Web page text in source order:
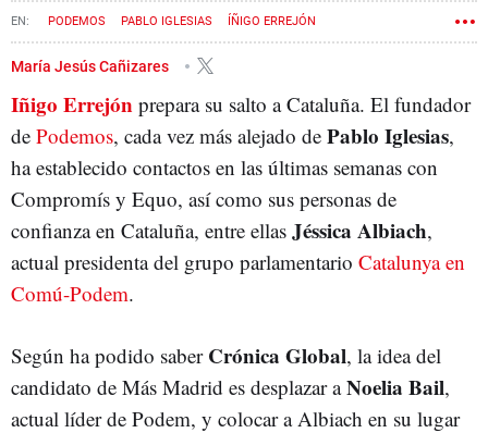
PODEMOS PABLO IGLESIAS ÍÑIGO ERREJÓN
CATALUNYA EN COMÚ
María Jesús Cañizares
Iñigo Errejón prepara su salto a Cataluña. El fundador
de Podemos, cada vez más alejado de Pablo Iglesias,
ha establecido contactos en las últimas semanas con
Compromís y Equo, así como sus personas de
confianza en Cataluña, entre ellas Jéssica Albiach,
actual presidenta del grupo parlamentario Catalunya en
Comú-Podem.
Según ha podido saber Crónica Global, la idea del
candidato de Más Madrid es desplazar aNoelia Bail,
actual líder de Podem, y colocar a Albiach en su lugar